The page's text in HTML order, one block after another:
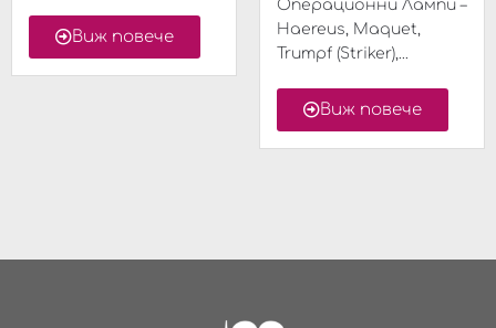
Виж повече
Операционни Лампи –
Haereus, Maquet,
Trumpf (Striker),...
Виж повече